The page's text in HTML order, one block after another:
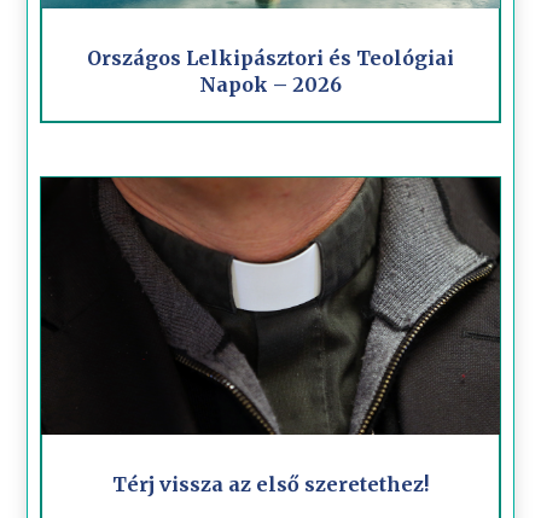
Országos Lelkipásztori és Teológiai
Napok – 2026
Térj vissza az első szeretethez!